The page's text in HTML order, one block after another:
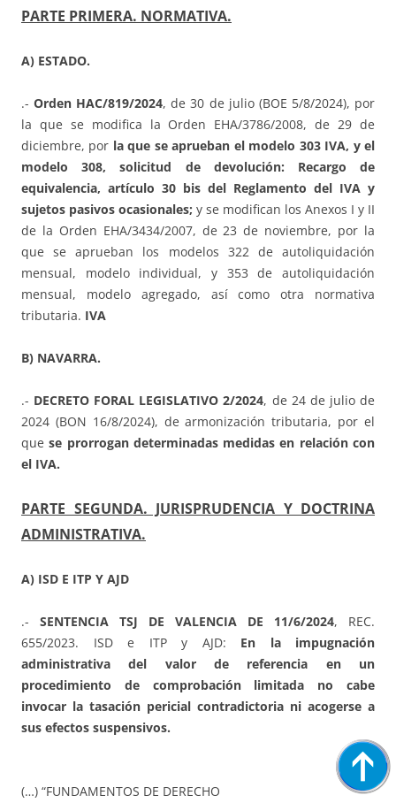
PARTE PRIMERA. NORMATIVA.
A) ESTADO.
.-Orden HAC/819/2024, de 30 de julio (BOE 5/8/2024), por
la que se modifica la Orden EHA/3786/2008, de 29 de
diciembre, por la que se aprueban el modelo 303 IVA, y el
modelo 308, solicitud de devolución: Recargo de
equivalencia, artículo 30 bis del Reglamento del IVA y
sujetos pasivos ocasionales; y se modifican los Anexos I y II
de la Orden EHA/3434/2007, de 23 de noviembre, por la
que se aprueban los modelos 322 de autoliquidación
mensual, modelo individual, y 353 de autoliquidación
mensual, modelo agregado, así como otra normativa
tributaria. IVA
B) NAVARRA.
.- DECRETO FORAL LEGISLATIVO 2/2024, de 24 de julio de
2024 (BON 16/8/2024), de armonización tributaria, por el
quese prorrogan determinadas medidas en relación con
el IVA.
PARTE SEGUNDA. JURISPRUDENCIA Y DOCTRINA
ADMINISTRATIVA.
A) ISD E ITP Y AJD
.- SENTENCIA TSJ DE VALENCIA DE 11/6/2024, REC.
655/2023. ISD e ITP y AJD: En la impugnación
administrativa del valor de referencia en un
procedimiento de comprobación limitada no cabe
invocar la tasación pericial contradictoria ni acogerse a
sus efectos suspensivos.
(…) “FUNDAMENTOS DE DERECHO